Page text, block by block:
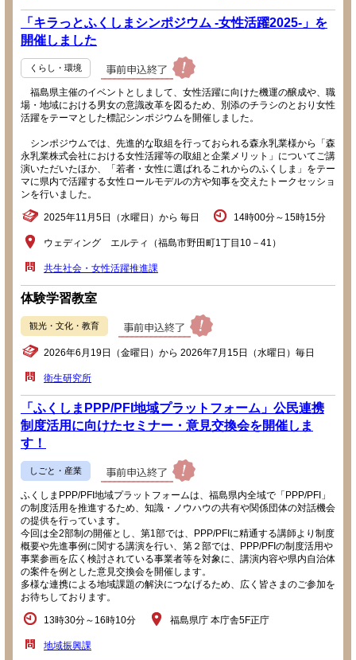
「キラっとふくしまシンポジウム -女性活躍2025-」を
開催しました
くらし・環境
福島県主催のイベントとしまして、女性活躍に向けた機運の醸成や、職
場・地域における男女の意識改革を図るため、別添のチラシのとおり女性
活躍をテーマとした標記シンポジウムを開催しました。
シンポジウムでは、先進的な取組を行っておられる森永乳業様から「森
永乳業株式会社における女性活躍等の取組と企業メリット」についてご講
演いただいたほか、「若者・女性に選ばれるこれからのふくしま」をテー
マに県内で活躍する女性ロールモデルの方や知事を交えたトークセッショ
ンを行いました。
2025年11月5日（水曜日）から 毎日 14時00分～15時15分
ウェディング エルティ（福島市野田町1丁目10－41）
共生社会・女性活躍推進課
体験学習教室
観光・文化・教育
2026年6月19日（金曜日）から 2026年7月15日（水曜日）毎日
衛生研究所
「ふくしまPPP/PFI地域プラットフォーム」公民連携
制度活用に向けたセミナー・意見交換会を開催しま
す！
しごと・産業
ふくしまPPP/PFI地域プラットフォームは、福島県内全域で「PPP/PFI」
の制度活用を推進するため、知識・ノウハウの共有や関係団体の対話機会
の提供を行っています。
今回は全2部制の開催とし、第1部では、PPP/PFIに精通する講師より制度
概要や先進事例に関する講演を行い、第２部では、PPP/PFIの制度活用や
事業参画を広く検討されている事業者等を対象に、講演内容や県内自治体
の案件を例とした意見交換会を開催します。
多様な連携による地域課題の解決につなげるため、広く皆さまのご参加を
お待ちしております。
13時30分～16時10分 福島県庁 本庁舎5F正庁
地域振興課